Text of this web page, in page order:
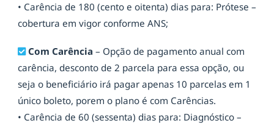
• Carência de 180 (cento e oitenta) dias para: Prótese –
cobertura em vigor conforme ANS;
Com Carência – Opção de pagamento anual com
carência, desconto de 2 parcela para essa opção, ou
seja o beneficiário irá pagar apenas 10 parcelas em 1
único boleto, porem o plano é com Carências.
• Carência de 60 (sessenta) dias para: Diagnóstico –